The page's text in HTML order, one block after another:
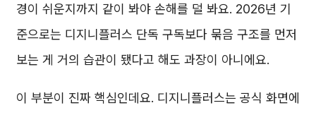
경이 쉬운지까지 같이 봐야 손해를 덜 봐요. 2026년 기
준으로는 디지니플러스 단독 구독보다 묶음 구조를 먼저
보는 게 거의 습관이 됐다고 해도 과장이 아니에요.
이 부분이 진짜 핵심인데요. 디지니플러스는 공식 화면에